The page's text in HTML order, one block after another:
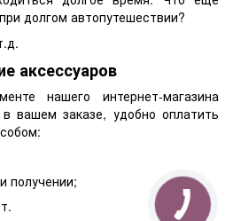
долгом автопутешествии?
аксессуаров
нашего интернет-магазина
вашем заказе, удобно оплатить
получении;